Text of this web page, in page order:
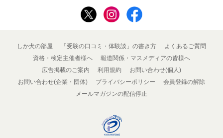
しか犬の部屋 「受験の口コミ・体験談」の書き方
よくあるご質問
資格・検定主催者様へ
報道関係・マスメディアの皆様へ
広告掲載のご案内
利用規約
お問い合わせ(個人)
お問い合わせ(企業・団体)
プライバシーポリシー
会員登録の解除
メールマガジンの配信停止